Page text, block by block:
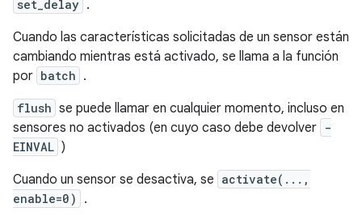
set_delay .
Cuando las características solicitadas de un sensor están
cambiando mientras está activado, se llama a la función
por batch .
flush se puede llamar en cualquier momento, incluso en
sensores no activados (en cuyo caso debe devolver -
EINVAL )
Cuando un sensor se desactiva, se activate(...,
enable=0)
.